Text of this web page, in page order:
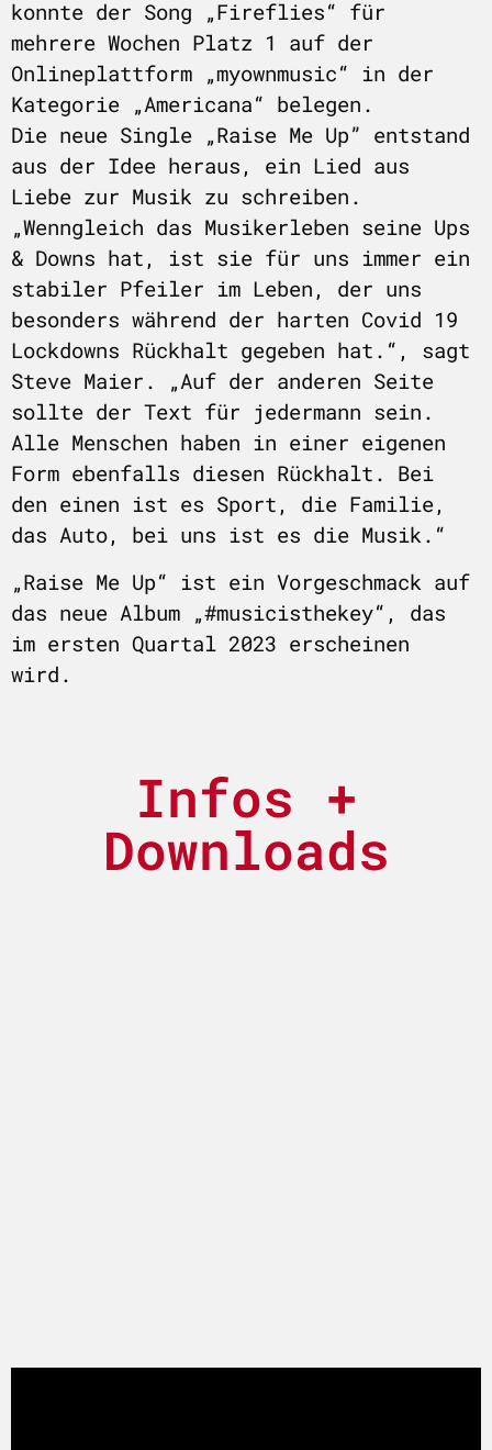
konnte der Song „Fireflies“ für
mehrere Wochen Platz 1 auf der
Onlineplattform „myownmusic“ in der
Kategorie „Americana“ belegen.
Die neue Single „Raise Me Up” entstand
aus der Idee heraus, ein Lied aus
Liebe zur Musik zu schreiben.
„Wenngleich das Musikerleben seine Ups
& Downs hat, ist sie für uns immer ein
stabiler Pfeiler im Leben, der uns
besonders während der harten Covid 19
Lockdowns Rückhalt gegeben hat.“, sagt
Steve Maier. „Auf der anderen Seite
sollte der Text für jedermann sein.
Alle Menschen haben in einer eigenen
Form ebenfalls diesen Rückhalt. Bei
den einen ist es Sport, die Familie,
das Auto, bei uns ist es die Musik.“
„Raise Me Up“ ist ein Vorgeschmack auf
das neue Album „#musicisthekey“, das
im ersten Quartal 2023 erscheinen
wird.
Infos +
Downloads